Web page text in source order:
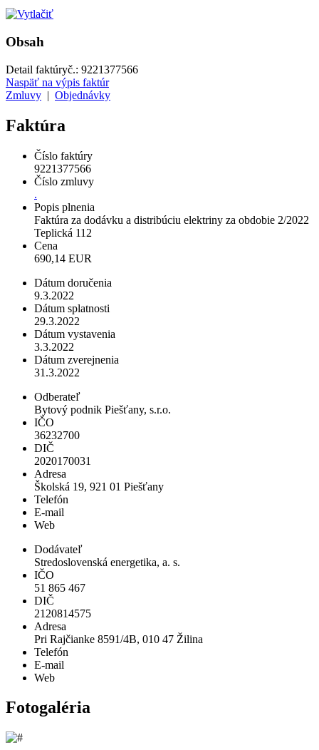
Obsah
Detail faktúryč.: 9221377566
Naspäť na výpis faktúr
Zmluvy | Objednávky
Faktúra
Číslo faktúry
9221377566
Číslo zmluvy
.
Popis plnenia
Faktúra za dodávku a distribúciu elektriny za obdobie 2/2022
Teplická 112
Cena
690,14 EUR
Dátum doručenia
9.3.2022
Dátum splatnosti
29.3.2022
Dátum vystavenia
3.3.2022
Dátum zverejnenia
31.3.2022
Odberateľ
Bytový podnik Piešťany, s.r.o.
IČO
36232700
DIČ
2020170031
Adresa
Školská 19, 921 01 Piešťany
Telefón
E-mail
Web
Dodávateľ
Stredoslovenská energetika, a. s.
IČO
51 865 467
DIČ
2120814575
Adresa
Pri Rajčianke 8591/4B, 010 47 Žilina
Telefón
E-mail
Web
Fotogaléria